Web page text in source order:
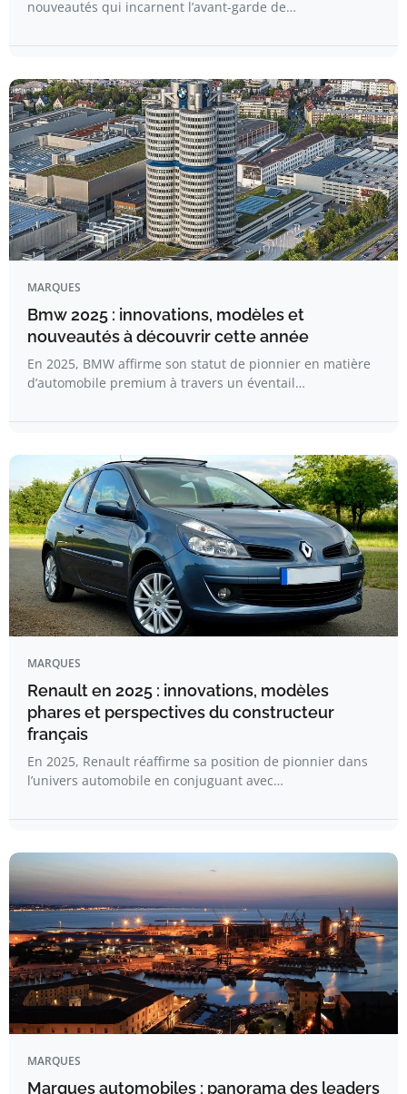
nouveautés qui incarnent l’avant-garde de…
MARQUES
Bmw 2025 : innovations, modèles et
nouveautés à découvrir cette année
En 2025, BMW affirme son statut de pionnier en matière
d’automobile premium à travers un éventail…
MARQUES
Renault en 2025 : innovations, modèles
phares et perspectives du constructeur
français
En 2025, Renault réaffirme sa position de pionnier dans
l’univers automobile en conjuguant avec…
MARQUES
Marques automobiles : panorama des leaders